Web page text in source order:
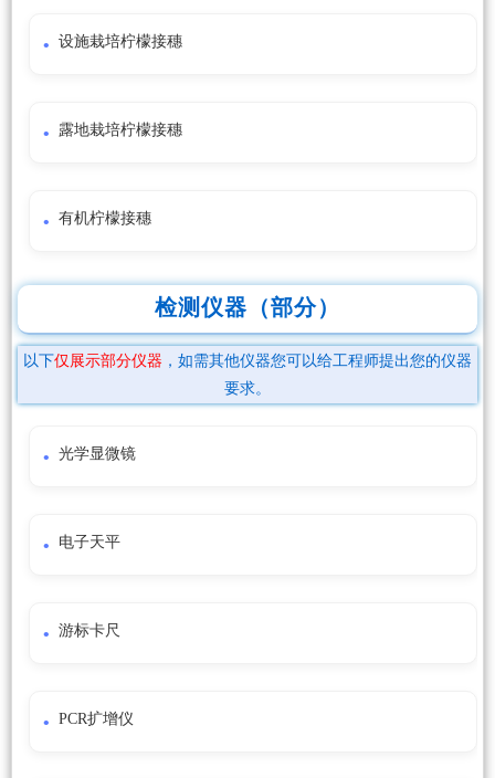
设施栽培柠檬接穗
露地栽培柠檬接穗
有机柠檬接穗
检测仪器（部分）
以下仅展示部分仪器 ，如需其他仪器您可以给工程师提出您的仪器
要求。
光学显微镜
电子天平
游标卡尺
PCR扩增仪